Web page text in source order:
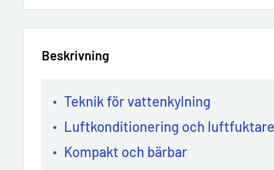
Beskrivning
Teknik för vattenkylning
Luftkonditionering och luftfuktare
Kompakt och bärbar